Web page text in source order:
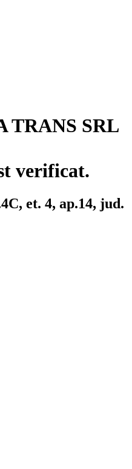
TRANS SRL
verificat.
et. 4, ap.14, jud.